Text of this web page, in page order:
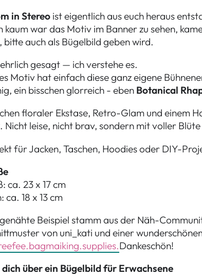
in Stereo ist eigentlich aus euch heraus
kaum war das Motiv im Banner zu sehen,
bitte auch als Bügelbild geben wird.
gesagt — ich verstehe es.
Motiv hat einfach diese ganz eigene
ein bisschen glorreich - eben Botanical
floraler Ekstase, Retro-Glam und einem
Nicht leise, nicht brav, sondern mit voller
für Jacken, Taschen, Hoodies oder DIY-
ca. 23 x 17 cm
ca. 18 x 13 cm
Beispiel stamm aus der Näh-
von uni_kati und einer
Dankeschön!
dich über ein Bügelbild für Erwachsene